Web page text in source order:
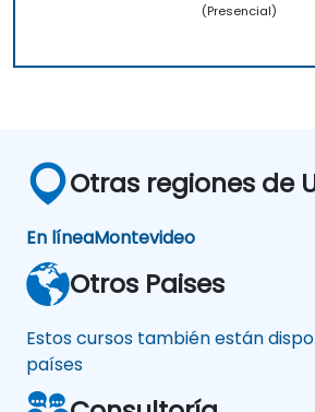
(Presencial)
Otras regiones de
En líneaMontevideo
Otros Paises
Estos cursos también están
países